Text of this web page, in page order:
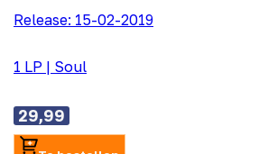
Release: 15-02-2019
1 LP | Soul
29,99